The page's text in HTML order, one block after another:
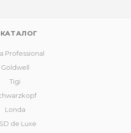
КАТАЛОГ
Professional
Goldwell
Tigi
Londa
de Luxe